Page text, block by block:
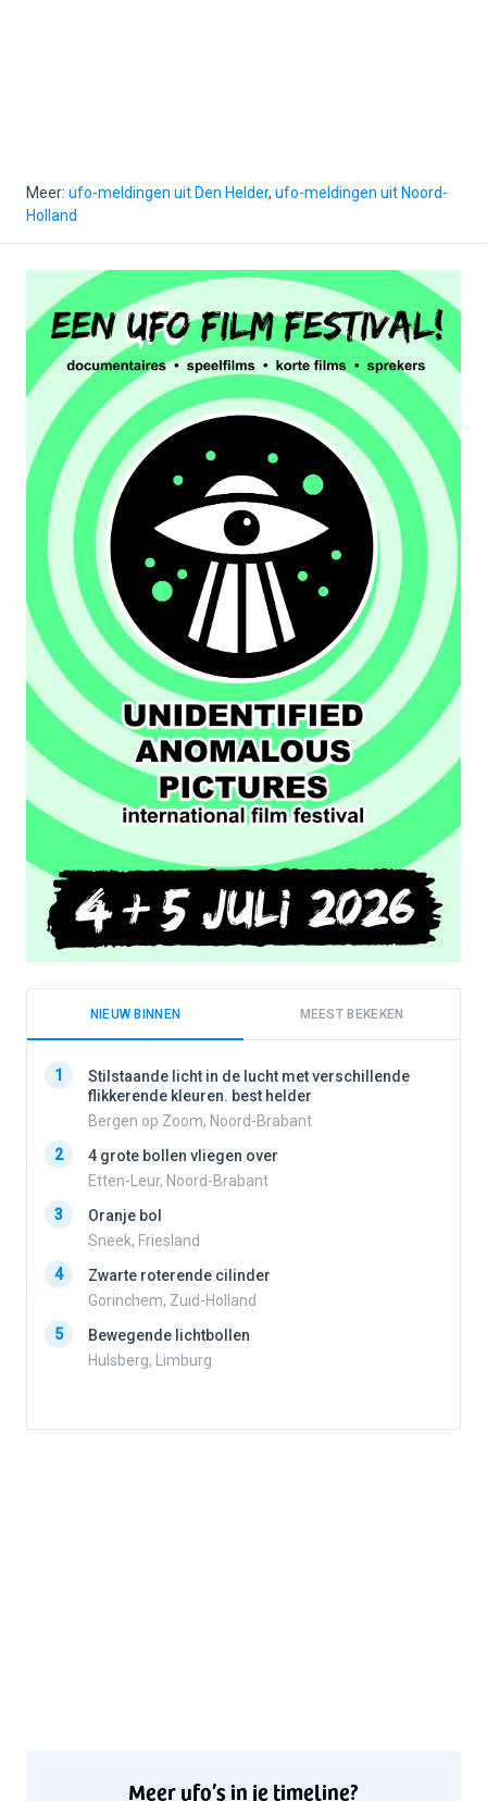
Meer: ufo-meldingen uit Den Helder, ufo-meldingen uit Noord-
Holland
NIEUW BINNEN MEEST BEKEKEN
1
Stilstaande licht in de lucht met verschillende
flikkerende kleuren. best helder
Bergen op Zoom, Noord-Brabant
2
4 grote bollen vliegen over
Etten-Leur, Noord-Brabant
3
Oranje bol
Sneek, Friesland
4
Zwarte roterende cilinder
Gorinchem, Zuid-Holland
5
Bewegende lichtbollen
Hulsberg, Limburg
Meer ufo’s in je timeline?